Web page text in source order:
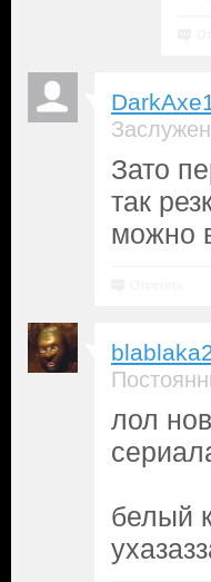
Зато
так
можно
лол
белый